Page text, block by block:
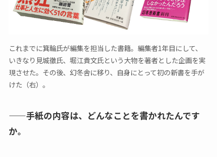
これまでに箕輪氏が編集を担当した書籍。編集者1年目にして、
いきなり見城徹氏、堀江貴文氏という大物を著者とした企画を実
現させた。その後、幻冬舎に移り、自身にとって初の新書を手が
けた（右）。
——手紙の内容は、どんなことを書かれたんです
か。